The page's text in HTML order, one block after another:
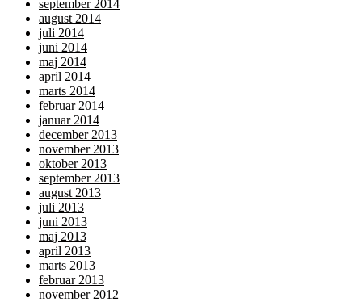
september 2014
august 2014
juli 2014
juni 2014
maj 2014
april 2014
marts 2014
februar 2014
januar 2014
december 2013
november 2013
oktober 2013
september 2013
august 2013
juli 2013
juni 2013
maj 2013
april 2013
marts 2013
februar 2013
november 2012